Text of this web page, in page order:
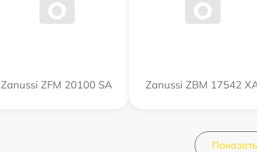
Zanussi ZFM 20100 SA Zanussi ZBM 17542